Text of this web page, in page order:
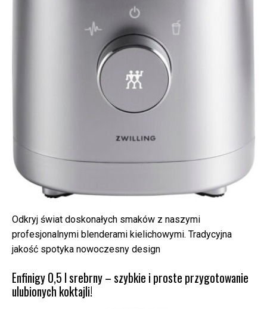
Odkryj świat doskonałych smaków z naszymi
profesjonalnymi blenderami kielichowymi. Tradycyjna
jakość spotyka nowoczesny design
Enfinigy 0,5 l srebrny – szybkie i proste przygotowanie
ulubionych koktajli!